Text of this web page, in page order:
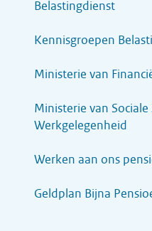
Belastingdienst
Kennisgroepen
Ministerie van
Ministerie van Sociale
Werkgelegenheid
Werken aan ons
Geldplan Bijna